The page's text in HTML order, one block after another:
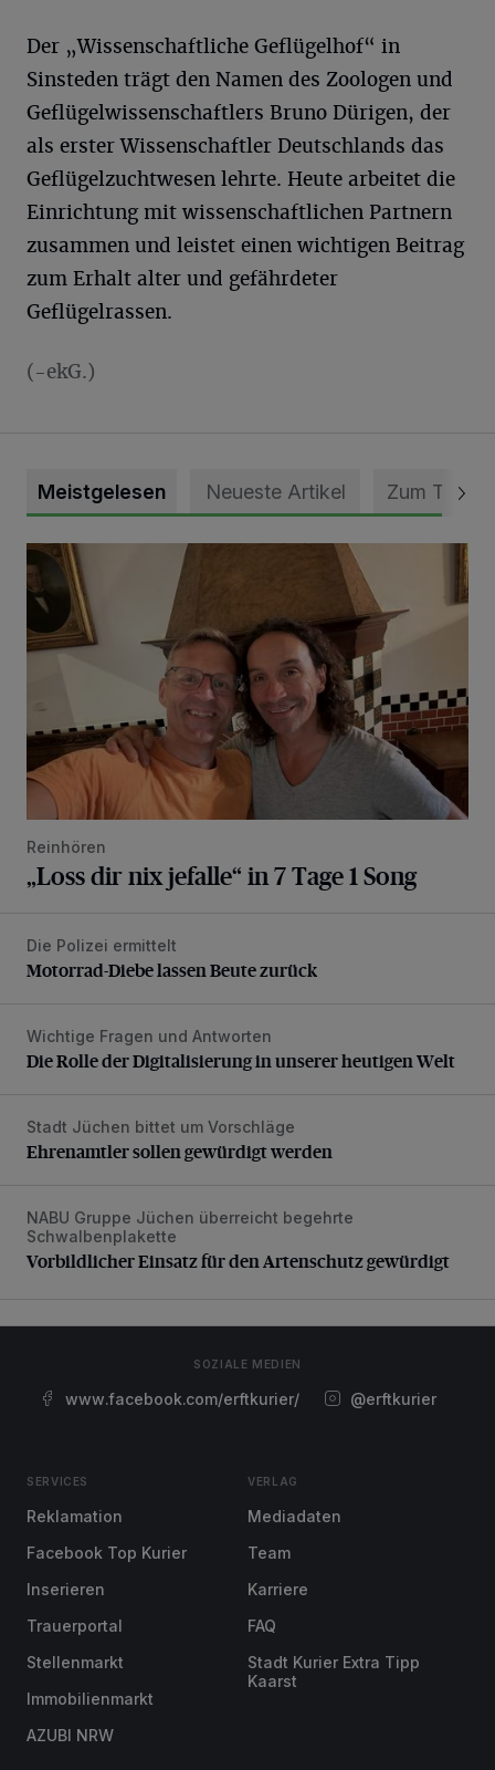
Der „Wissenschaftliche Geflügelhof“ in
Sinsteden trägt den Namen des Zoologen und
Geflügelwissenschaftlers Bruno Dürigen, der
als erster Wissenschaftler Deutschlands das
Geflügelzuchtwesen lehrte. Heute arbeitet die
Einrichtung mit wissenschaftlichen Partnern
zusammen und leistet einen wichtigen Beitrag
zum Erhalt alter und gefährdeter
Geflügelrassen.
(-ekG.)
Meistgelesen Neueste Artikel Zum Thema
„Loss dir nix jefalle“ in 7 Tage 1 Song
Reinhören
„Loss dir nix jefalle“ in 7 Tage 1 Song
Motorrad-Diebe lassen Beute zurück
Die Polizei ermittelt
Motorrad-Diebe lassen Beute zurück
Die Rolle der Digitalisierung in unserer heutigen Welt
Wichtige Fragen und Antworten
Die Rolle der Digitalisierung in unserer heutigen Welt
Ehrenamtler sollen gewürdigt werden
Stadt Jüchen bittet um Vorschläge
Ehrenamtler sollen gewürdigt werden
Vorbildlicher Einsatz für den Artenschutz gewürdigt
NABU Gruppe Jüchen überreicht begehrte
Schwalbenplakette
Vorbildlicher Einsatz für den Artenschutz gewürdigt
SOZIALE MEDIEN
www.facebook.com/erftkurier/ @erftkurier
SERVICES
Reklamation
Facebook Top Kurier
Inserieren
Trauerportal
Stellenmarkt
Immobilienmarkt
AZUBI NRW
VERLAG
Mediadaten
Team
Karriere
FAQ
Stadt Kurier Extra Tipp
Kaarst